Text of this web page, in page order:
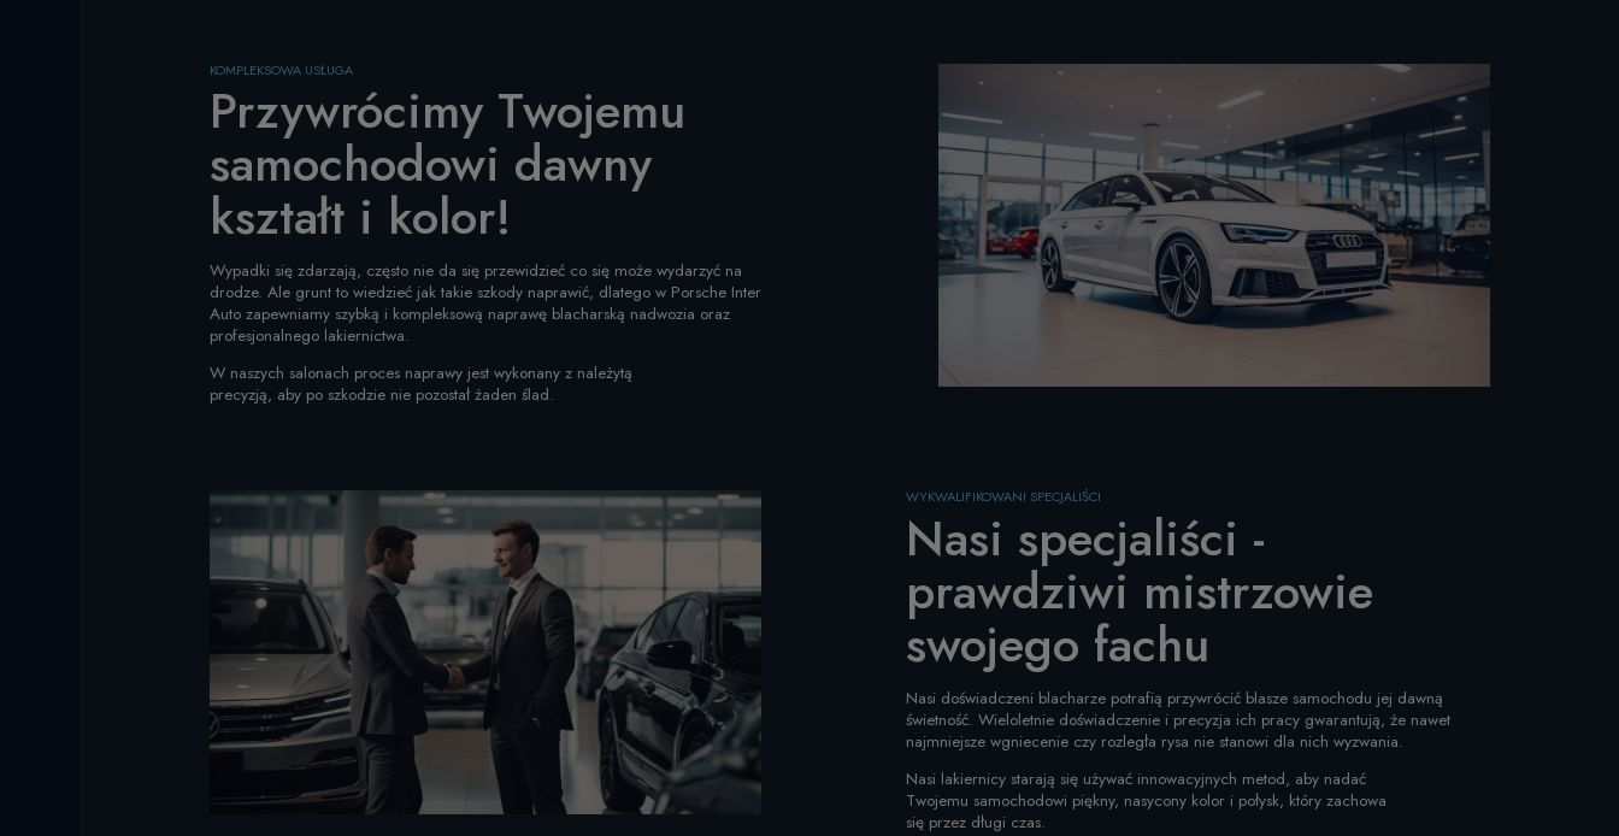
KOMPLEKSOWA USŁUGA
Przywrócimy Twojemu
samochodowi dawny
kształt i kolor!
Wypadki się zdarzają, często nie da się przewidzieć co się może wydarzyć na
drodze. Ale grunt to wiedzieć jak takie szkody naprawić, dlatego w Porsche Inter
Auto zapewniamy szybką i kompleksową naprawę blacharską nadwozia oraz
profesjonalnego lakiernictwa.
W naszych salonach proces naprawy jest wykonany z należytą
precyzją, aby po szkodzie nie pozostał żaden ślad.
WYKWALIFIKOWANI SPECJALIŚCI
Nasi specjaliści -
prawdziwi mistrzowie
swojego fachu
Nasi doświadczeni blacharze potrafią przywrócić blasze samochodu jej dawną
świetność. Wieloletnie doświadczenie i precyzja ich pracy gwarantują, że nawet
najmniejsze wgniecenie czy rozległa rysa nie stanowi dla nich wyzwania.
Nasi lakiernicy starają się używać innowacyjnych metod, aby nadać
Twojemu samochodowi piękny, nasycony kolor i połysk, który zachowa
się przez długi czas.